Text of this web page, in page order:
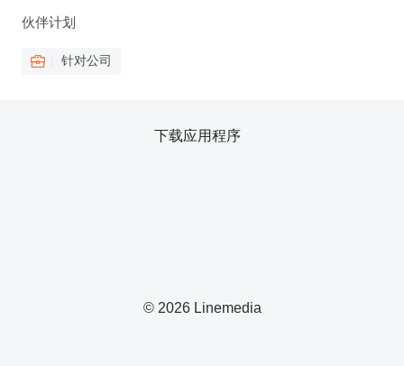
伙伴计划
针对公司
© 2026 Linemedia
下载应用程序